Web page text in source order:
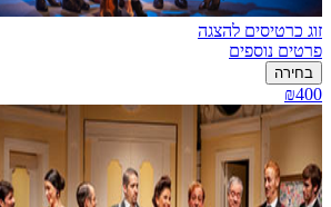
זוג כרטיסים להצגה
פרטים נוספים
בחירה
₪400